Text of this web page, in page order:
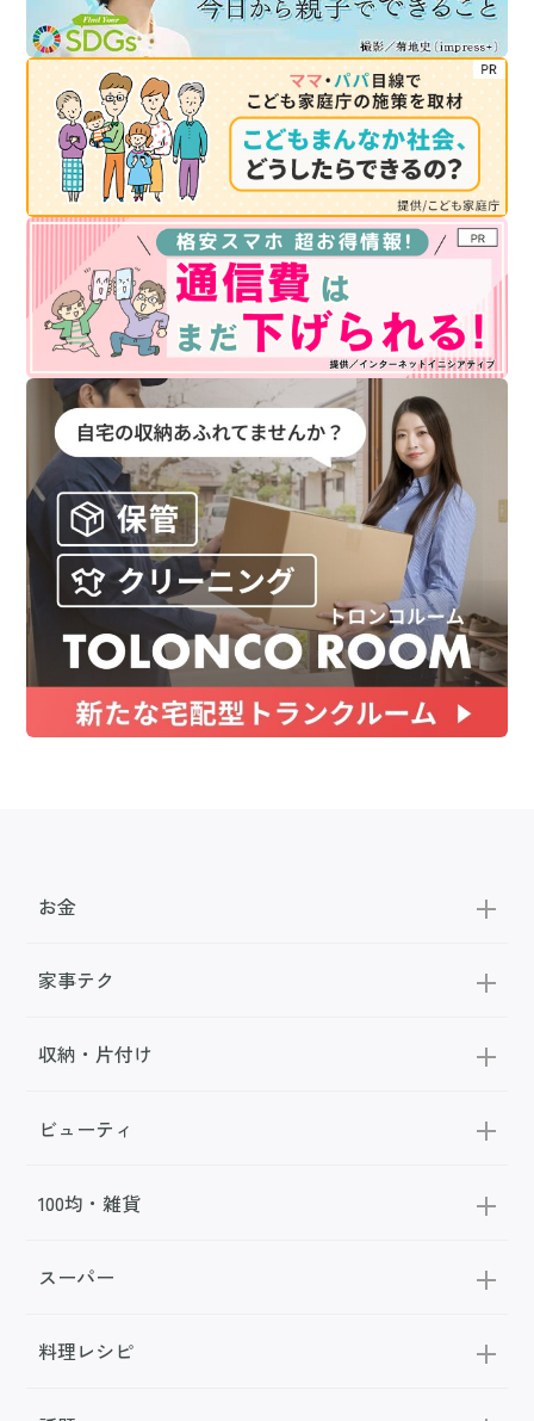
お金
家事テク
収納・片付け
ビューティ
100均・雑貨
スーパー
料理レシピ